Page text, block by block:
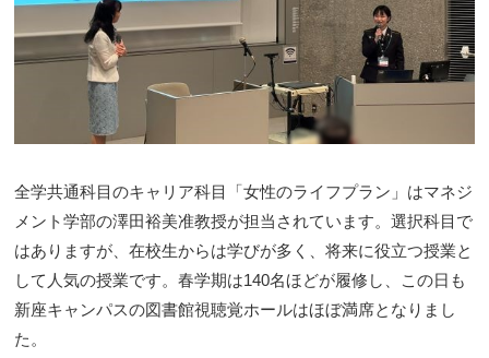
全学共通科目のキャリア科目「女性のライフプラン」はマネジ
メント学部の澤田裕美准教授が担当されています。選択科目で
はありますが、在校生からは学びが多く、将来に役立つ授業と
して人気の授業です。春学期は140名ほどが履修し、この日も
新座キャンパスの図書館視聴覚ホールはほぼ満席となりまし
た。